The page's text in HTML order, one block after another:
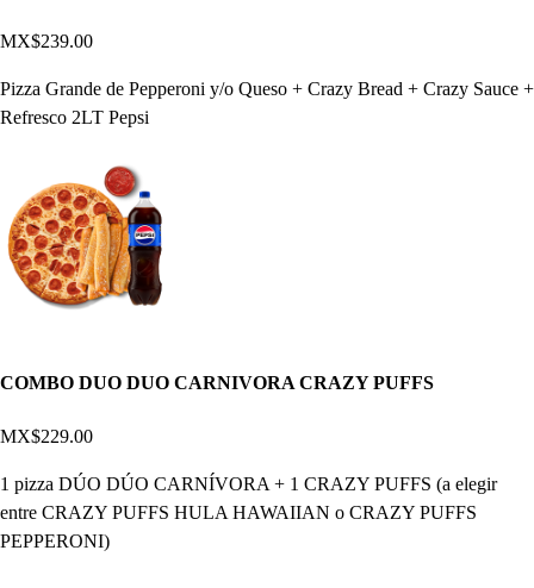
MX$239.00
Pizza Grande de Pepperoni y/o Queso + Crazy Bread + Crazy Sauce +
Refresco 2LT Pepsi
COMBO DUO DUO CARNIVORA CRAZY PUFFS
MX$229.00
1 pizza DÚO DÚO CARNÍVORA + 1 CRAZY PUFFS (a elegir
entre CRAZY PUFFS HULA HAWAIIAN o CRAZY PUFFS
PEPPERONI)